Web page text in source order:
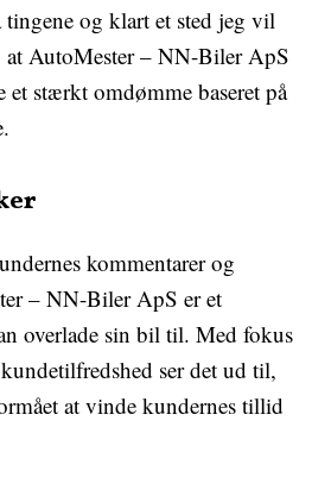
og klart et sted jeg vil
at AutoMester – NN-Biler ApS
et stærkt omdømme baseret på
kommentarer og
– NN-Biler ApS er et
overlade sin bil til. Med fokus
ser det ud til,
at vinde kundernes tillid